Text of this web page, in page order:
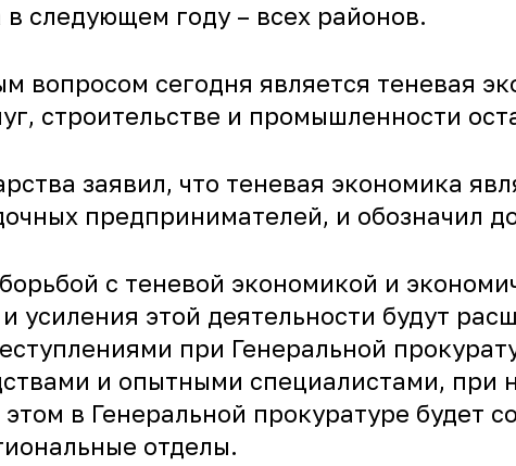
следующем году – всех районов.
вопросом сегодня является теневая
строительстве и промышленности
заявил, что теневая экономика
предпринимателей, и обозначил
с теневой экономикой и
усиления этой деятельности будут
при Генеральной
и опытными специалистами, при
в Генеральной прокуратуре будет
отделы.